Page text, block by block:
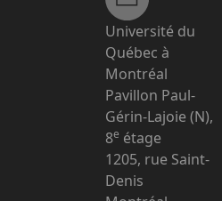
Université du
Québec à
Montréal
Pavillon Paul-
Gérin-Lajoie (N),
8e étage
1205, rue Saint-
Denis